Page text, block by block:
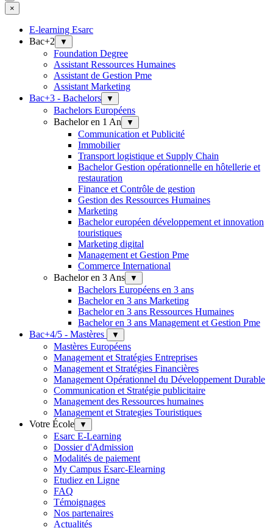
×
E-learning Esarc
Bac+2
▼
Foundation Degree
Assistant Ressources Humaines
Assistant de Gestion Pme
Assistant Marketing
Bac+3 - Bachelors
▼
Bachelors Européens
Bachelor en 1 An
▼
Communication et Publicité
Immobilier
Transport logistique et Supply Chain
Bachelor Gestion opérationnelle en hôtellerie et
restauration
Finance et Contrôle de gestion
Gestion des Ressources Humaines
Marketing
Bachelor européen développement et innovation
touristiques
Marketing digital
Management et Gestion Pme
Commerce International
Bachelor en 3 Ans
▼
Bachelors Européens en 3 ans
Bachelor en 3 ans Marketing
Bachelor en 3 ans Ressources Humaines
Bachelor en 3 ans Management et Gestion Pme
Bac+4/5 - Mastères
▼
Mastères Européens
Management et Stratégies Entreprises
Management et Stratégies Financières
Management Opérationnel du Développement Durable
Communication et Stratégie publicitaire
Management des Ressources humaines
Management et Strategies Touristiques
Votre École
▼
Esarc E-Learning
Dossier d'Admission
Modalités de paiement
My Campus Esarc-Elearning
Etudiez en Ligne
FAQ
Témoignages
Nos partenaires
Actualités